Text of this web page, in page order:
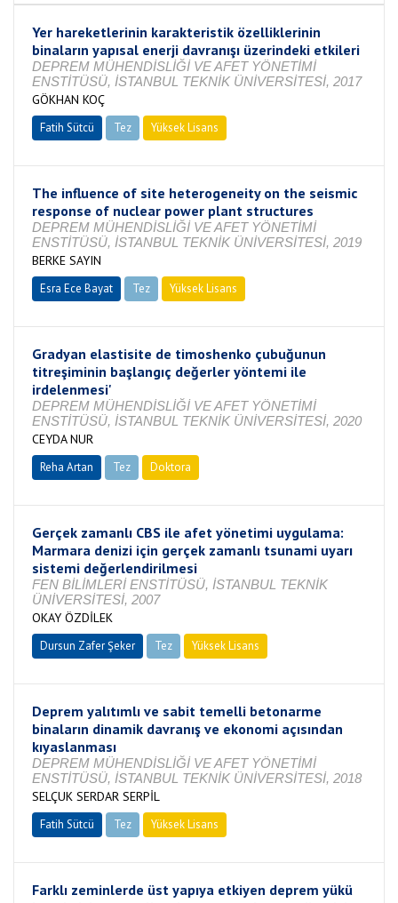
Yer hareketlerinin karakteristik özelliklerinin
binaların yapısal enerji davranışı üzerindeki etkileri
DEPREM MÜHENDİSLİĞİ VE AFET YÖNETİMİ
ENSTİTÜSÜ, İSTANBUL TEKNİK ÜNİVERSİTESİ, 2017
GÖKHAN KOÇ
Fatih Sütcü Tez Yüksek Lisans
The influence of site heterogeneity on the seismic
response of nuclear power plant structures
DEPREM MÜHENDİSLİĞİ VE AFET YÖNETİMİ
ENSTİTÜSÜ, İSTANBUL TEKNİK ÜNİVERSİTESİ, 2019
BERKE SAYIN
Esra Ece Bayat Tez Yüksek Lisans
Gradyan elastisite de timoshenko çubuğunun
titreşiminin başlangıç değerler yöntemi ile
irdelenmesi'
DEPREM MÜHENDİSLİĞİ VE AFET YÖNETİMİ
ENSTİTÜSÜ, İSTANBUL TEKNİK ÜNİVERSİTESİ, 2020
CEYDA NUR
Reha Artan Tez Doktora
Gerçek zamanlı CBS ile afet yönetimi uygulama:
Marmara denizi için gerçek zamanlı tsunami uyarı
sistemi değerlendirilmesi
FEN BİLİMLERİ ENSTİTÜSÜ, İSTANBUL TEKNİK
ÜNİVERSİTESİ, 2007
OKAY ÖZDİLEK
Dursun Zafer Şeker Tez Yüksek Lisans
Deprem yalıtımlı ve sabit temelli betonarme
binaların dinamik davranış ve ekonomi açısından
kıyaslanması
DEPREM MÜHENDİSLİĞİ VE AFET YÖNETİMİ
ENSTİTÜSÜ, İSTANBUL TEKNİK ÜNİVERSİTESİ, 2018
SELÇUK SERDAR SERPİL
Fatih Sütcü Tez Yüksek Lisans
Farklı zeminlerde üst yapıya etkiyen deprem yükü